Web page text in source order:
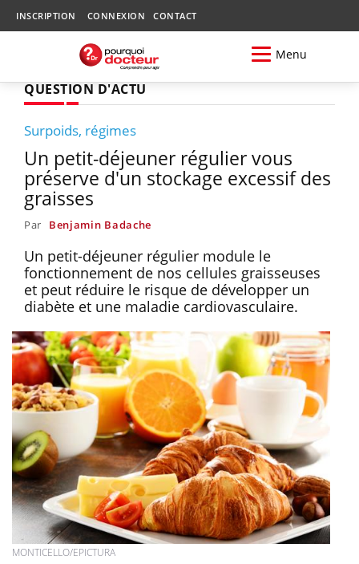
INSCRIPTION CONNEXION CONTACT
Menu
QUESTION D'ACTU
Surpoids, régimes
Un petit-déjeuner régulier vous
préserve d'un stockage excessif des
graisses
Par Benjamin Badache
Un petit-déjeuner régulier module le
fonctionnement de nos cellules graisseuses
et peut réduire le risque de développer un
diabète et une maladie cardiovasculaire.
MONTICELLO/EPICTURA